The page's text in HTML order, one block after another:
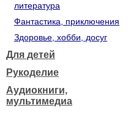
литература
Фантастика, приключения
Здоровье, хобби, досуг
Для детей
Рукоделие
Аудиокниги,
мультимедиа